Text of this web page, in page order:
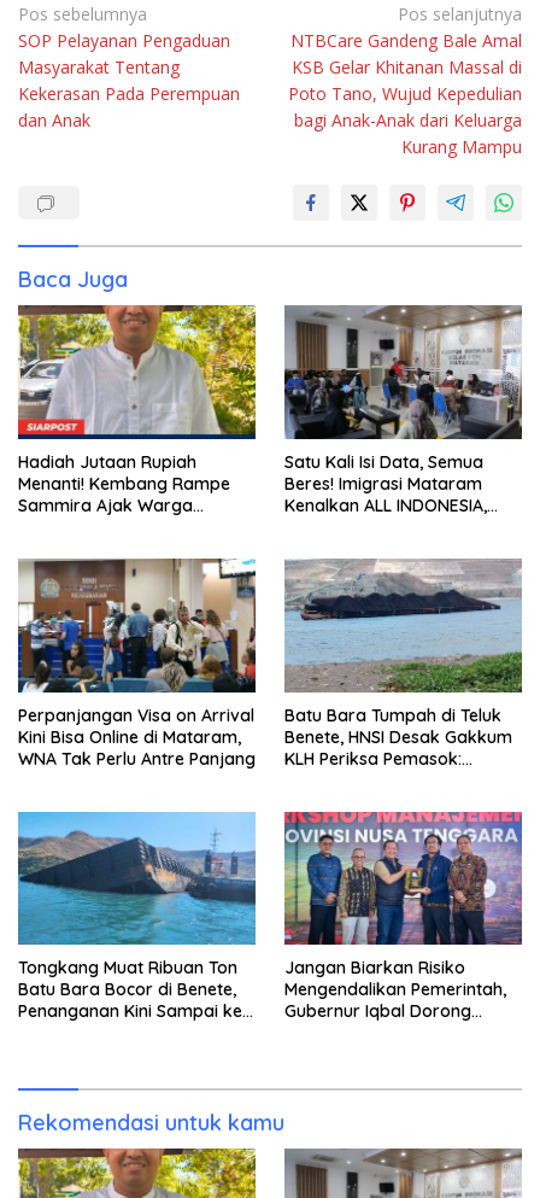
Navigasi
pos
Pos sebelumnya
SOP Pelayanan Pengaduan
Masyarakat Tentang
Kekerasan Pada Perempuan
dan Anak
Pos selanjutnya
NTBCare Gandeng Bale Amal
KSB Gelar Khitanan Massal di
Poto Tano, Wujud Kepedulian
bagi Anak-Anak dari Keluarga
Kurang Mampu
Baca Juga
Hadiah Jutaan Rupiah
Menanti! Kembang Rampe
Sammira Ajak Warga
Satu Kali Isi Data, Semua
Beres! Imigrasi Mataram
Kenalkan ALL INDONESIA,
Internasional
Perpanjangan Visa on Arrival
Kini Bisa Online di Mataram,
WNA Tak Perlu Antre Panjang
Batu Bara Tumpah di Teluk
Benete, HNSI Desak Gakkum
KLH Periksa Pemasok:
Tongkang Muat Ribuan Ton
Batu Bara Bocor di Benete,
Penanganan Kini Sampai ke
Jangan Biarkan Risiko
Mengendalikan Pemerintah,
Gubernur Iqbal Dorong
Rekomendasi untuk kamu